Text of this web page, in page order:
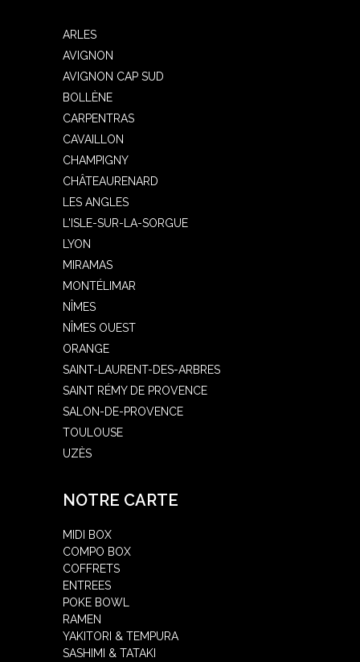
ARLES
AVIGNON
AVIGNON CAP SUD
BOLLÈNE
CARPENTRAS
CAVAILLON
CHAMPIGNY
CHÂTEAURENARD
LES ANGLES
L'ISLE-SUR-LA-SORGUE
LYON
MIRAMAS
MONTÉLIMAR
NÎMES
NÎMES OUEST
ORANGE
SAINT-LAURENT-DES-ARBRES
SAINT RÉMY DE PROVENCE
SALON-DE-PROVENCE
TOULOUSE
UZÈS
NOTRE CARTE
MIDI BOX
COMPO BOX
COFFRETS
ENTREES
POKE BOWL
RAMEN
YAKITORI & TEMPURA
SASHIMI & TATAKI